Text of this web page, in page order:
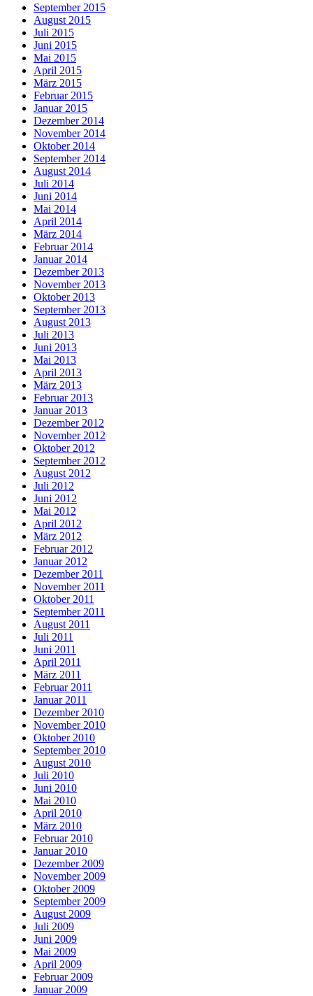
September 2015
August 2015
Juli 2015
Juni 2015
Mai 2015
April 2015
März 2015
Februar 2015
Januar 2015
Dezember 2014
November 2014
Oktober 2014
September 2014
August 2014
Juli 2014
Juni 2014
Mai 2014
April 2014
März 2014
Februar 2014
Januar 2014
Dezember 2013
November 2013
Oktober 2013
September 2013
August 2013
Juli 2013
Juni 2013
Mai 2013
April 2013
März 2013
Februar 2013
Januar 2013
Dezember 2012
November 2012
Oktober 2012
September 2012
August 2012
Juli 2012
Juni 2012
Mai 2012
April 2012
März 2012
Februar 2012
Januar 2012
Dezember 2011
November 2011
Oktober 2011
September 2011
August 2011
Juli 2011
Juni 2011
April 2011
März 2011
Februar 2011
Januar 2011
Dezember 2010
November 2010
Oktober 2010
September 2010
August 2010
Juli 2010
Juni 2010
Mai 2010
April 2010
März 2010
Februar 2010
Januar 2010
Dezember 2009
November 2009
Oktober 2009
September 2009
August 2009
Juli 2009
Juni 2009
Mai 2009
April 2009
Februar 2009
Januar 2009